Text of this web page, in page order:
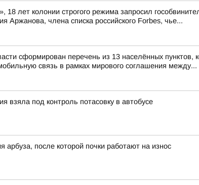
18 лет колонии строгого режима запросил
Аржанова, члена списка российского Forbes, чье...
сформирован перечень из 13 населённых
связь в рамках мирового соглашения между...
взяла под контроль потасовку в автобусе
арбуза, после которой почки работают на износ